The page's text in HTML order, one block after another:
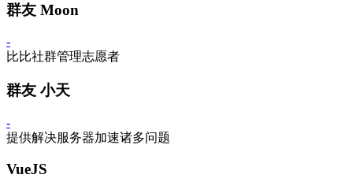
群友 Moon
-
比比社群管理志愿者
群友 小天
-
提供解决服务器加速诸多问题
VueJS